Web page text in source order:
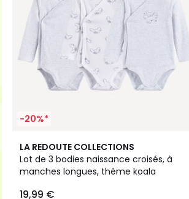
-20%*
LA REDOUTE COLLECTIONS
Lot de 3 bodies naissance croisés, à
manches longues, thème koala
19,99 €